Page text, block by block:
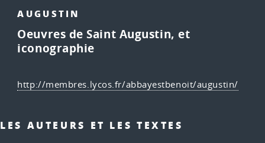
AUGUSTIN
Oeuvres de Saint Augustin, et
iconographie
http://membres.lycos.fr/abbayestbenoit/augustin/
LES AUTEURS ET LES TEXTES